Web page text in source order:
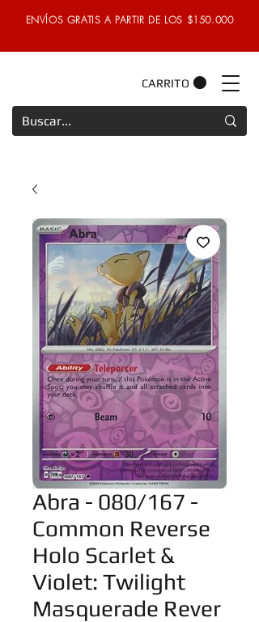
ENVÍOS GRATIS A PARTIR DE LOS $150.000
CARRITO
Abra - 080/167 -
Common Reverse
Holo Scarlet &
Violet: Twilight
Masquerade Rever